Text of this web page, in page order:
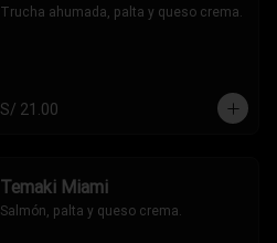
Trucha ahumada, palta y queso crema.
S/ 21.00
Temaki Miami
Salmón, palta y queso crema.